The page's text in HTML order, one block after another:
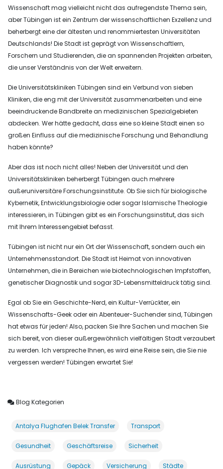
Wissenschaft mag vielleicht nicht das aufregendste Thema sein,
aber Tübingen ist ein Zentrum der wissenschaftlichen Exzellenz und
beherbergt eine der ältesten und renommiertesten Universitäten
Deutschlands! Die Stadt ist geprägt von Wissenschaftlern,
Forschern und Studierenden, die an spannenden Projekten arbeiten,
die unser Verständnis von der Welt erweitern.
Die Universitätskliniken Tübingen sind ein Verbund von sieben
Kliniken, die eng mit der Universität zusammenarbeiten und eine
beeindruckende Bandbreite an medizinischen Spezialgebieten
abdecken. Wer hätte gedacht, dass eine so kleine Stadt einen so
großen Einfluss auf die medizinische Forschung und Behandlung
haben könnte?
Aber das ist noch nicht alles! Neben der Universität und den
Universitätskliniken beherbergt Tübingen auch mehrere
außeruniversitäre Forschungsinstitute. Ob Sie sich für biologische
Kybernetik, Entwicklungsbiologie oder sogar Islamische Theologie
interessieren, in Tübingen gibt es ein Forschungsinstitut, das sich
mit Ihrem Interessengebiet befasst.
Tübingen ist nicht nur ein Ort der Wissenschaft, sondern auch ein
Unternehmensstandort. Die Stadt ist Heimat von innovativen
Unternehmen, die in Bereichen wie biotechnologischen Impfstoffen,
genetischer Diagnostik und sogar 3D-Lebensmitteldruck tätig sind.
Egal ob Sie ein Geschichte-Nerd, ein Kultur-Verrückter, ein
Wissenschafts-Geek oder ein Abenteuer-Suchender sind, Tübingen
hat etwas für jeden! Also, packen Sie Ihre Sachen und machen Sie
sich bereit, von dieser außergewöhnlich vielfältigen Stadt verzaubert
zu werden. Ich verspreche Ihnen, es wird eine Reise sein, die Sie nie
vergessen werden! Tübingen erwartet Sie!
Blog Kategorien
Antalya Flughafen Belek Transfer Transport
Gesundheit Geschäftsreise Sicherheit
Ausrüstung Gepäck Versicherung Städte